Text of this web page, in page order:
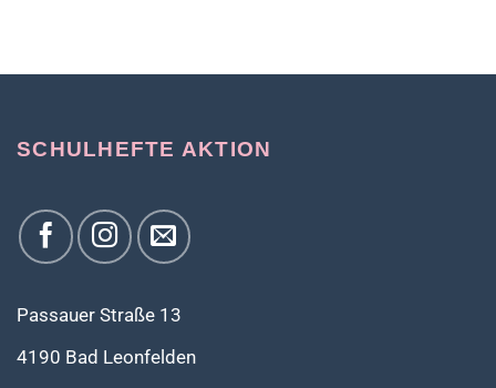
SCHULHEFTE AKTION
Passauer Straße 13
4190 Bad Leonfelden